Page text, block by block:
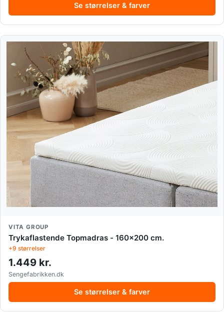
Se størrelser & farver
VITA GROUP
Trykaflastende Topmadras - 160x200 cm.
+9 størrelser
1.449 kr.
Sengefabrikken.dk
Se størrelser & farver